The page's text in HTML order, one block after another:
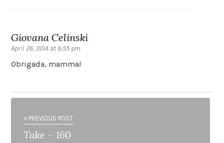
Giovana Celinski
April 26, 2014 at 6:55 pm
Obrigada, mamma!
« PREVIOUS POST
Take – 160